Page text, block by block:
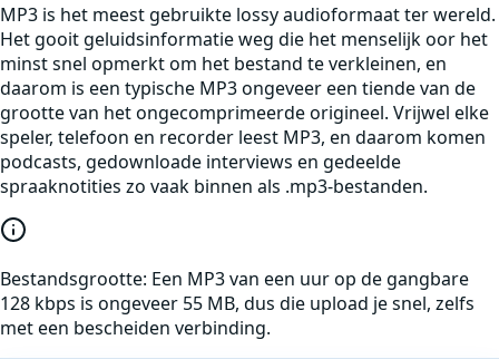
MP3 is het meest gebruikte lossy audioformaat ter wereld.
Het gooit geluidsinformatie weg die het menselijk oor het
minst snel opmerkt om het bestand te verkleinen, en
daarom is een typische MP3 ongeveer een tiende van de
grootte van het ongecomprimeerde origineel. Vrijwel elke
speler, telefoon en recorder leest MP3, en daarom komen
podcasts, gedownloade interviews en gedeelde
spraaknotities zo vaak binnen als .mp3-bestanden.
Bestandsgrootte: Een MP3 van een uur op de gangbare
128 kbps is ongeveer 55 MB, dus die upload je snel, zelfs
met een bescheiden verbinding.